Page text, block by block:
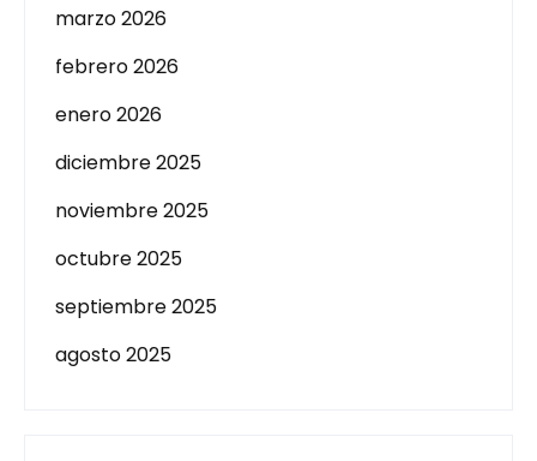
marzo 2026
febrero 2026
enero 2026
diciembre 2025
noviembre 2025
octubre 2025
septiembre 2025
agosto 2025